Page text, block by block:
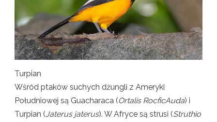
Turpian
Wśród ptaków suchych dżungli z Ameryki
Południowej są Guacharaca (Ortalis RocficAuda) i
Turpian (Jaterus jaterus). W Afryce są strusi (Struthio